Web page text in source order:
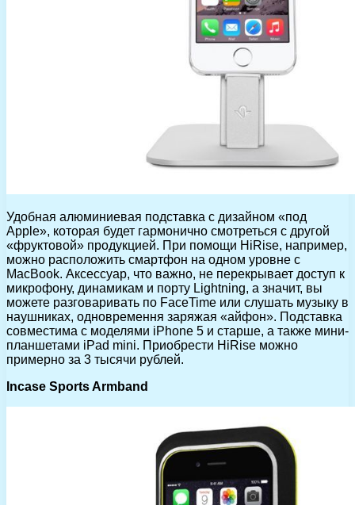
Удобная алюминиевая подставка с дизайном «под
Apple», которая будет гармонично смотреться с другой
«фруктовой» продукцией. При помощи HiRise, например,
можно расположить смартфон на одном уровне с
MacBook. Аксессуар, что важно, не перекрывает доступ к
микрофону, динамикам и порту Lightning, а значит, вы
можете разговаривать по FaceTime или слушать музыку в
наушниках, одновремення заряжая «айфон». Подставка
совместима с моделями iPhone 5 и старше, а также мини-
планшетами iPad mini. Приобрести HiRise можно
примерно за 3 тысячи рублей.
Incase Sports Armband